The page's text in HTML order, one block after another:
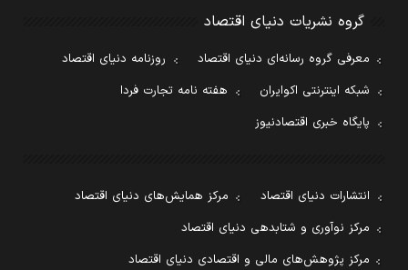
گروه نشریات دنیای اقتصاد
معرفی گروه رسانه‌ای دنیای اقتصاد
روزنامه دنیای اقتصاد
شبکه اینترنتی اکوایران
هفته نامه تجارت فردا
پایگاه خبری اقتصادنیوز
انتشارات دنیای اقتصاد
مرکز همایش‌های دنیای اقتصاد
مرکز نوآوری و شتابدهی دنیای اقتصاد
مرکز پژوهش‌های مالی و اقتصادی دنیای اقتصاد